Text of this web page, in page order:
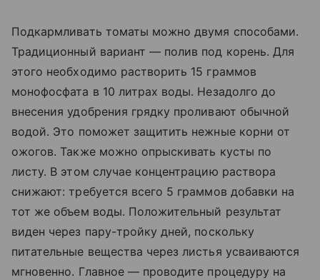
Подкармливать томаты можно двумя способами.
Традиционный вариант — полив под корень. Для
этого необходимо растворить 15 граммов
монофосфата в 10 литрах воды. Незадолго до
внесения удобрения грядку проливают обычной
водой. Это поможет защитить нежные корни от
ожогов. Также можно опрыскивать кусты по
листу. В этом случае концентрацию раствора
снижают: требуется всего 5 граммов добавки на
тот же объем воды. Положительный результат
виден через пару-тройку дней, поскольку
питательные вещества через листья усваиваются
мгновенно. Главное — проводите процедуру на